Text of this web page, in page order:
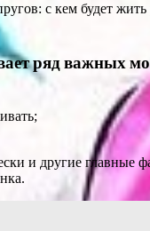
с кем будет
ряд важных
и другие